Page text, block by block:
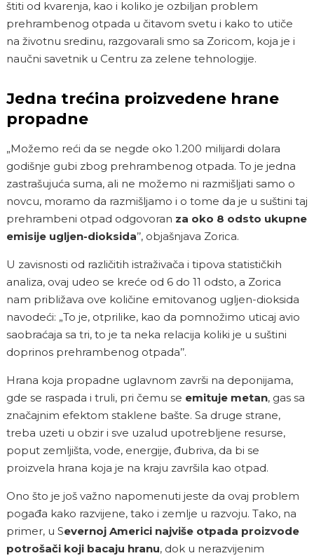
štiti od kvarenja, kao i koliko je ozbiljan problem
prehrambenog otpada u čitavom svetu i kako to utiče
na životnu sredinu, razgovarali smo sa Zoricom, koja je i
naučni savetnik u Centru za zelene tehnologije.
Jedna trećina proizvedene hrane
propadne
„Možemo reći da se negde oko 1.200 milijardi dolara
godišnje gubi zbog prehrambenog otpada. To je jedna
zastrašujuća suma, ali ne možemo ni razmišljati samo o
novcu, moramo da razmišljamo i o tome da je u suštini taj
prehrambeni otpad odgovoran za oko 8 odsto ukupne
emisije ugljen-dioksida’’, objašnjava Zorica.
U zavisnosti od različitih istraživača i tipova statističkih
analiza, ovaj udeo se kreće od 6 do 11 odsto, a Zorica
nam približava ove količine emitovanog ugljen-dioksida
navodeći: „To je, otprilike, kao da pomnožimo uticaj avio
saobraćaja sa tri, to je ta neka relacija koliki je u suštini
doprinos prehrambenog otpada’’.
Hrana koja propadne uglavnom završi na deponijama,
gde se raspada i truli, pri čemu se emituje metan, gas sa
značajnim efektom staklene bašte. Sa druge strane,
treba uzeti u obzir i sve uzalud upotrebljene resurse,
poput zemljišta, vode, energije, đubriva, da bi se
proizvela hrana koja je na kraju završila kao otpad.
Ono što je još važno napomenuti jeste da ovaj problem
pogađa kako razvijene, tako i zemlje u razvoju. Tako, na
primer, u Severnoj Americi najviše otpada proizvode
potrošači koji bacaju hranu, dok u nerazvijenim